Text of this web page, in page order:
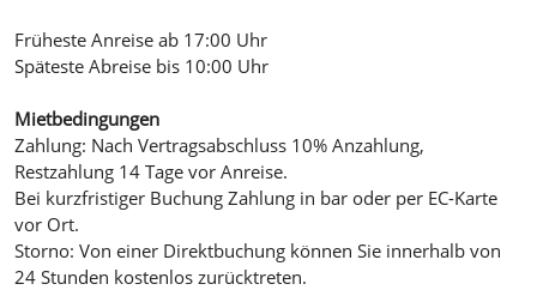
Früheste Anreise ab 17:00 Uhr
Späteste Abreise bis 10:00 Uhr
Mietbedingungen
Zahlung: Nach Vertragsabschluss 10% Anzahlung,
Restzahlung 14 Tage vor Anreise.
Bei kurzfristiger Buchung Zahlung in bar oder per EC-Karte
vor Ort.
Storno: Von einer Direktbuchung können Sie innerhalb von
24 Stunden kostenlos zurücktreten.